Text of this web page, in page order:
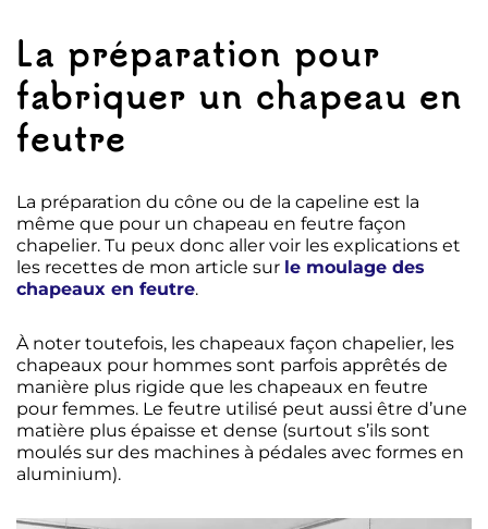
La préparation pour
fabriquer un chapeau en
feutre
La préparation du cône ou de la capeline est la
même que pour un chapeau en feutre façon
chapelier. Tu peux donc aller voir les explications et
les recettes de mon article sur le moulage des
chapeaux en feutre.
À noter toutefois, les chapeaux façon chapelier, les
chapeaux pour hommes sont parfois apprêtés de
manière plus rigide que les chapeaux en feutre
pour femmes. Le feutre utilisé peut aussi être d’une
matière plus épaisse et dense (surtout s’ils sont
moulés sur des machines à pédales avec formes en
aluminium).